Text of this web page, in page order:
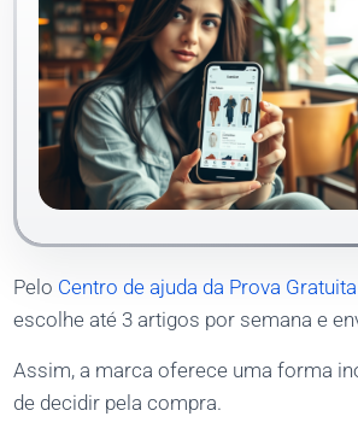
Pelo Centro de ajuda da Prova
escolhe até 3 artigos por semana e
Assim, a marca oferece uma forma
de decidir pela compra.